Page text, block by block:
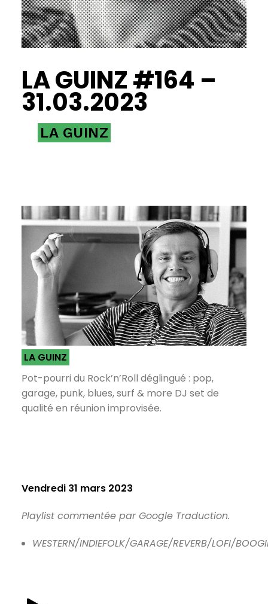
LA GUINZ #164 –
31.03.2023
LA GUINZ
LA GUINZ
Pot-pourri du Rock’n’Roll déglingué : pop,
garage, punk, blues, surf & more DJ set de
qualité en réunion improvisée.
Vendredi 31 mars 2023
Playlist commentée par Google Traduction.
WESTERN/INDIEFOLK/GARAGE/REVERB/LOFI/